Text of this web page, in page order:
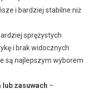
i bardziej stabilne niż
sprężystych
i brak widocznych
są najlepszym wyborem
zasuwach –